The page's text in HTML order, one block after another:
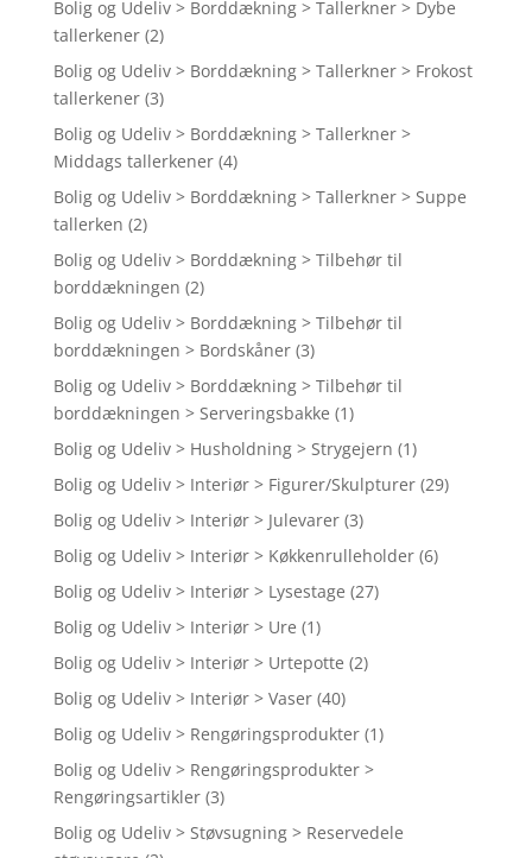
Bolig og Udeliv > Borddækning > Tallerkner > Dybe
tallerkener (2)
Bolig og Udeliv > Borddækning > Tallerkner > Frokost
tallerkener (3)
Bolig og Udeliv > Borddækning > Tallerkner >
Middags tallerkener (4)
Bolig og Udeliv > Borddækning > Tallerkner > Suppe
tallerken (2)
Bolig og Udeliv > Borddækning > Tilbehør til
borddækningen (2)
Bolig og Udeliv > Borddækning > Tilbehør til
borddækningen > Bordskåner (3)
Bolig og Udeliv > Borddækning > Tilbehør til
borddækningen > Serveringsbakke (1)
Bolig og Udeliv > Husholdning > Strygejern (1)
Bolig og Udeliv > Interiør > Figurer/Skulpturer (29)
Bolig og Udeliv > Interiør > Julevarer (3)
Bolig og Udeliv > Interiør > Køkkenrulleholder (6)
Bolig og Udeliv > Interiør > Lysestage (27)
Bolig og Udeliv > Interiør > Ure (1)
Bolig og Udeliv > Interiør > Urtepotte (2)
Bolig og Udeliv > Interiør > Vaser (40)
Bolig og Udeliv > Rengøringsprodukter (1)
Bolig og Udeliv > Rengøringsprodukter >
Rengøringsartikler (3)
Bolig og Udeliv > Støvsugning > Reservedele